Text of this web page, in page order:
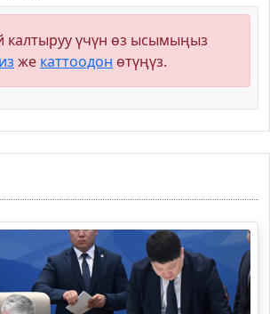
калтыруу үчүн өз ысымыңыз
же каттоодон өтүңүз.